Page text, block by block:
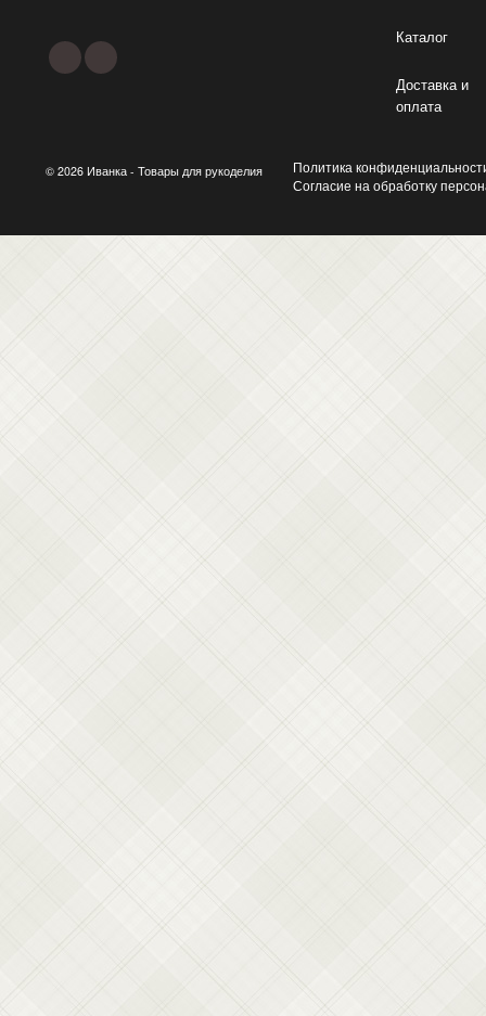
Каталог
Доставка и
оплата
© 2026 Иванка - Товары для рукоделия
Политика
Согласие на обработку